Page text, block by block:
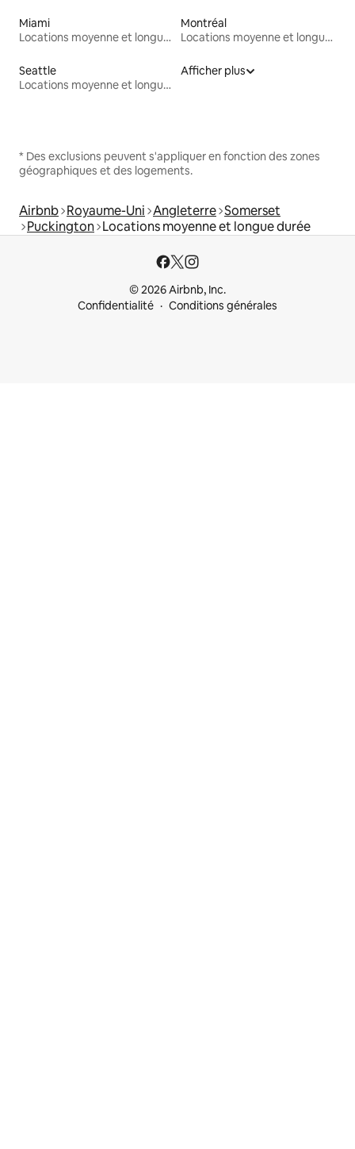
Miami
Locations moyenne et longue durée
Montréal
Locations moyenne et longue durée
Seattle
Locations moyenne et longue durée
Afficher plus
* Des exclusions peuvent s'appliquer en fonction des zones
géographiques et des logements.
Airbnb Royaume-Uni Angleterre Somerset
Puckington Locations moyenne et longue durée
© 2026 Airbnb, Inc.
Confidentialité
Conditions générales